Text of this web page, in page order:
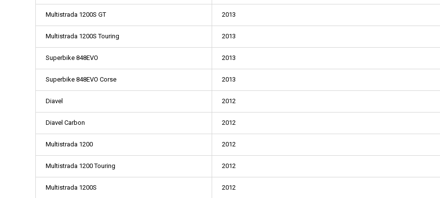
Multistrada 1200S GT 2013
Multistrada 1200S Touring 2013
Superbike 848EVO 2013
Superbike 848EVO Corse 2013
Diavel 2012
Diavel Carbon 2012
Multistrada 1200 2012
Multistrada 1200 Touring 2012
Multistrada 1200S 2012